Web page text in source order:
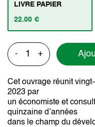
LIVRE PAPIER
22.00 €
- +
Cet ouvrage réunit
2023 par
un économiste et
quinzaine d’années
dans le champ du